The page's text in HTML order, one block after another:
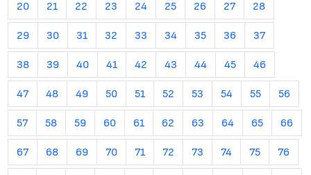
20 21 22 23 24 25 26 27 28
29 30 31 32 33 34 35 36 37
38 39 40 41 42 43 44 45 46
47 48 49 50 51 52 53 54 55 56
57 58 59 60 61 62 63 64 65 66
67 68 69 70 71 72 73 74 75 76